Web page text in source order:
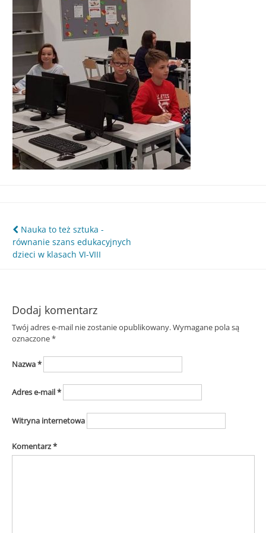
Śląska
Nawigacja
wpisu
Nauka to też sztuka -
równanie szans edukacyjnych
dzieci w klasach VI-VIII
Dodaj komentarz
Twój adres e-mail nie zostanie opublikowany.Wymagane pola są
oznaczone*
Nazwa*
Adres e-mail*
Witryna internetowa
Komentarz*